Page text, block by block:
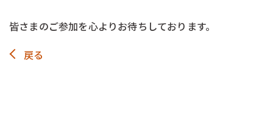
皆さまのご参加を心よりお待ちしております。
戻る